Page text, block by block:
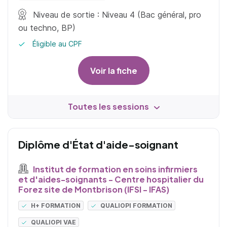
Niveau de sortie : Niveau 4 (Bac général, pro
ou techno, BP)
Éligible au CPF
Voir la fiche
Toutes les sessions
Diplôme d'État d'aide-soignant
Institut de formation en soins infirmiers
et d'aides-soignants - Centre hospitalier du
Forez site de Montbrison (IFSI - IFAS)
H+ FORMATION QUALIOPI FORMATION
QUALIOPI VAE